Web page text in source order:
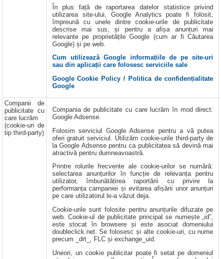
În plus față de raportarea datelor statistice privind
utilizarea site-ului, Google Analytics poate fi folosit,
împreună cu unele dintre cookie-urile de publicitate
descrise mai sus, și pentru a afișa anunțuri mai
relevante pe proprietățile Google (cum ar fi Căutarea
Google) și pe web.
Cum utilizează Google informațiile de pe site-uri
sau din aplicații care folosesc serviciile sale
Google Cookie Policy / Politica de confidențialitate
Google
Companii de
publicitate cu
care lucrăm
(cookie-uri de
tip third-party)
Compania de publicitate cu care lucrăm în mod direct:
Google Adsense.
Folosim serviciul Google Adsense pentru a vă putea
oferi gratuit serviciul. Utilizăm cookie-urile third-party de
la Google Adsense pentru ca publicitatea să devină mai
atractivă pentru dumneavoastră.
Printre rolurile frecvente ale cookie-urilor se numără:
selectarea anunțurilor în funcție de relevanța pentru
utilizator, îmbunătățirea raportării cu privire la
performanța campaniei și evitarea afișării unor anunțuri
pe care utilizatorul le-a văzut deja.
Cookie-urile sunt folosite pentru anunțurile difuzate pe
web. Cookie-ul de publicitate principal se numește „id”,
este stocat în browsere și este asociat domeniului
doubleclick.net. Se folosesc și alte cookie-uri, cu nume
precum _drt_, FLC și exchange_uid.
Uneori, un cookie publicitar poate fi setat pe domeniul